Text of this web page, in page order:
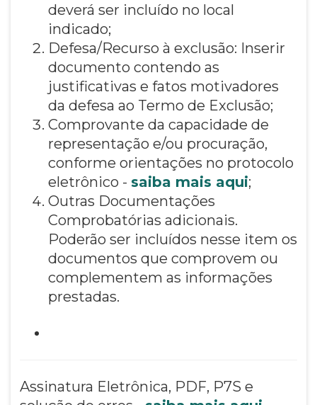
deverá ser incluído no local
indicado;
Defesa/Recurso à exclusão: Inserir
documento contendo as
justificativas e fatos motivadores
da defesa ao Termo de Exclusão;
Comprovante da capacidade de
representação e/ou procuração,
conforme orientações no protocolo
eletrônico - saiba mais aqui;
Outras Documentações
Comprobatórias adicionais.
Poderão ser incluídos nesse item os
documentos que comprovem ou
complementem as informações
prestadas.
Assinatura Eletrônica, PDF, P7S e